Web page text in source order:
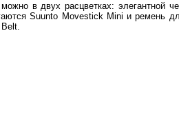
в двух расцветках: элегантной
Suunto Movestick Mini и ремень